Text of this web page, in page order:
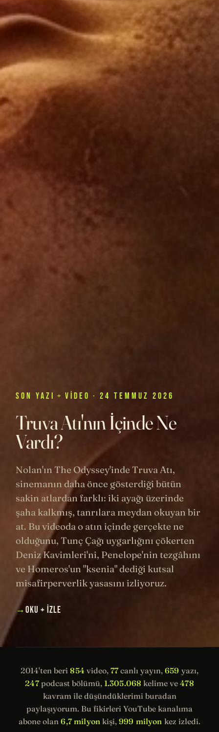
SON YAZI + VIDEO · 24 TEMMUZ 2026
Truva Atı'nın İçinde Ne
Vardı?
Nolan'ın The Odyssey'inde Truva Atı,
sinemanın daha önce gösterdiği bütün
sakin atlardan farklı: iki ayağı üzerinde
şaha kalkmış, tanrılara meydan okuyan bir
at. Bu videoda o atın içinde gerçekte ne
olduğunu, Tunç Çağı uygarlığını çökerten
Deniz Kavimleri'ni, Penelope'nin tezgâhını
ve Homeros'un "ksenia" dediği kutsal
misafirperverlik yasasını izliyoruz.
→ OKU + İZLE
2014'ten beri854 video, 77canlı yayın,659 yazı,
247podcast bölümü, 1.305.068 kelime ve478
kavram ile düşündüklerimi buradan
paylaşıyorum. Bu fikirleri YouTube kanalıma
abone olan6,7 milyon kişi, 999 milyon kez izledi.